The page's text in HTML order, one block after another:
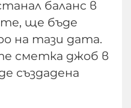
баланс в
ще бъде
на тази дата.
сметка джоб в
създадена